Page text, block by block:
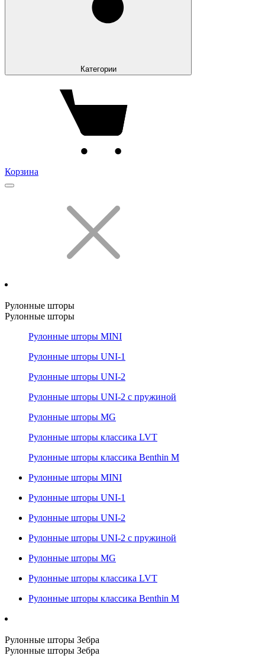
Категории
Корзина
Рулонные шторы
Рулонные шторы
Рулонные шторы MINI
Рулонные шторы UNI-1
Рулонные шторы UNI-2
Рулонные шторы UNI-2 с пружиной
Рулонные шторы MG
Рулонные шторы классика LVT
Рулонные шторы классика Benthin M
Рулонные шторы MINI
Рулонные шторы UNI-1
Рулонные шторы UNI-2
Рулонные шторы UNI-2 с пружиной
Рулонные шторы MG
Рулонные шторы классика LVT
Рулонные шторы классика Benthin M
Рулонные шторы Зебра
Рулонные шторы Зебра